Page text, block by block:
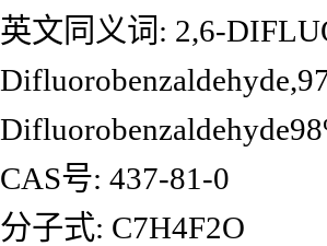
英文同义词: 2,6-
CAS号: 437-81-0
分子式: C7H4F2O